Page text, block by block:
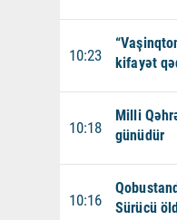
10:23
kifayət
10:18
Milli
günüdür
10:16
Sürücü